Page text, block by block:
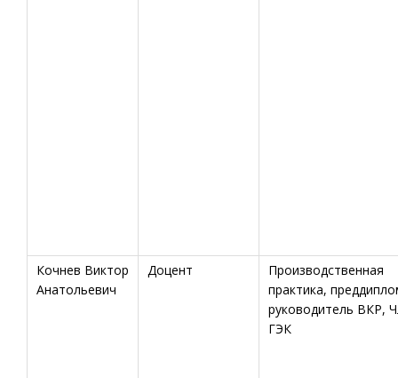
Кочнев Виктор
Анатольевич
Доцент
Производственная
практика,
руководитель ВКР,
ГЭК